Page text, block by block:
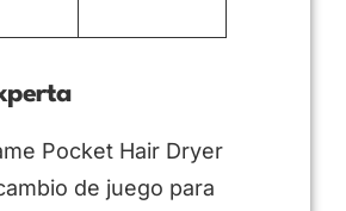
Pocket Hair Dryer
de juego para